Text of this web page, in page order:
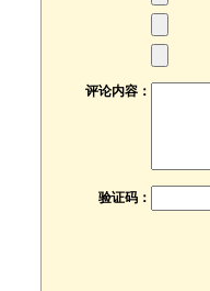
评论内容：
验证码：